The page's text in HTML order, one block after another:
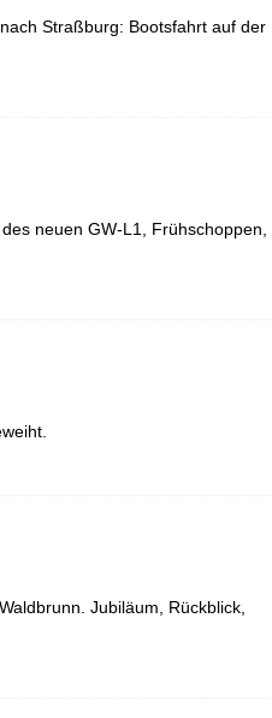
Straßburg: Bootsfahrt auf der
neuen GW-L1, Frühschoppen,
Jubiläum, Rückblick,